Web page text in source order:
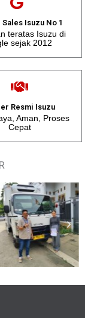
Isuzu No 1
teratas Isuzu di
sejak 2012
Resmi Isuzu
Aman, Proses
Cepat